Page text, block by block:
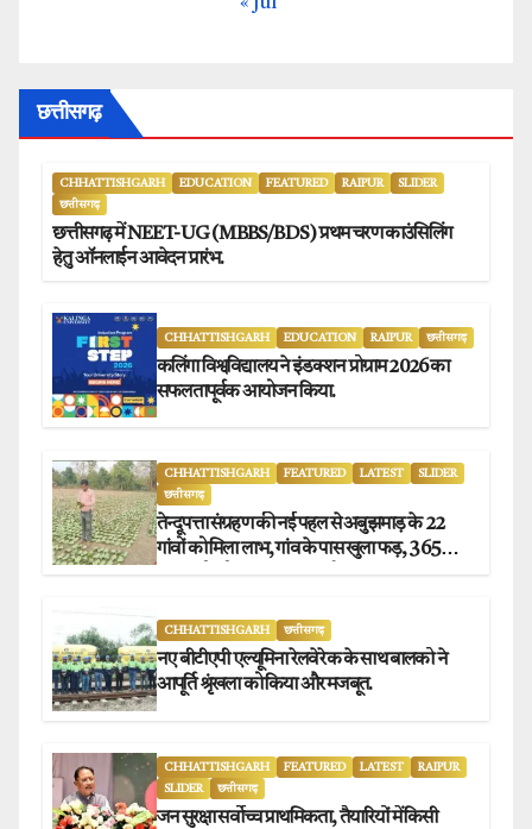
« Jul
छत्तीसगढ़
CHHATTISHGARH EDUCATION FEATURED RAIPUR
SLIDER
छत्तीसगढ़
छत्तीसगढ़ में NEET-UG (MBBS/BDS) प्रथम चरण काउंसिलिंग
हेतु ऑनलाईन आवेदन प्रारंभ.
CHHATTISHGARH EDUCATION RAIPUR छत्तीसगढ़
कलिंगा विश्वविद्यालय ने इंडक्शन प्रोग्राम 2026 का
सफलतापूर्वक आयोजन किया.
CHHATTISHGARH FEATURED LATEST
SLIDER
छत्तीसगढ़
तेन्दूपत्ता संग्रहण की नई पहल से अबुझमाड़ के 22
गांवों को मिला लाभ, गांव के पास खुला फड़, 365
CHHATTISHGARH छत्तीसगढ़
नए बीटीएपी एल्यूमिना रेलवे रेक के साथ बालको ने
आपूर्ति श्रृंखला को किया और मजबूत.
CHHATTISHGARH FEATURED LATEST
RAIPUR
SLIDER
छत्तीसगढ़
जन सुरक्षा सर्वोच्च प्राथमिकता, तैयारियों में किसी